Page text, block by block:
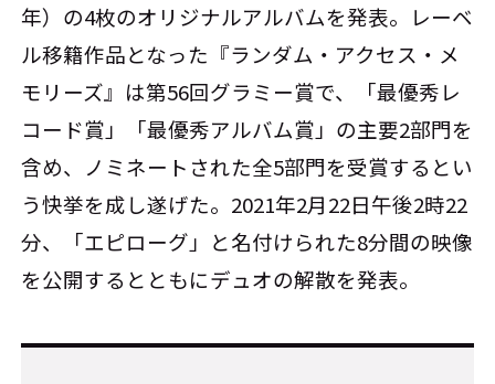
年）の4枚のオリジナルアルバムを発表。レーベ
ル移籍作品となった『ランダム・アクセス・メ
モリーズ』は第56回グラミー賞で、「最優秀レ
コード賞」「最優秀アルバム賞」の主要2部門を
含め、ノミネートされた全5部門を受賞するとい
う快挙を成し遂げた。2021年2月22日午後2時22
分、「エピローグ」と名付けられた8分間の映像
を公開するとともにデュオの解散を発表。